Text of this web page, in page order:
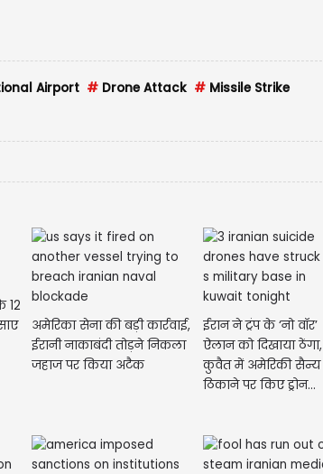
Airport # Drone Attack # Missile Strike
12
अमेरिका सेना की बड़ी कार्रवाई,
ईरानी नाकाबंदी तोड़ने निकला
जहाज पर किया अटैक
ईरान ने ट्रंप के ‘नो वॉर’
ऐलान को दिखाया ठेंगा,
कुवैत में अमेरिकी सैन्य
ठिकाने पर किए ड्रोन...